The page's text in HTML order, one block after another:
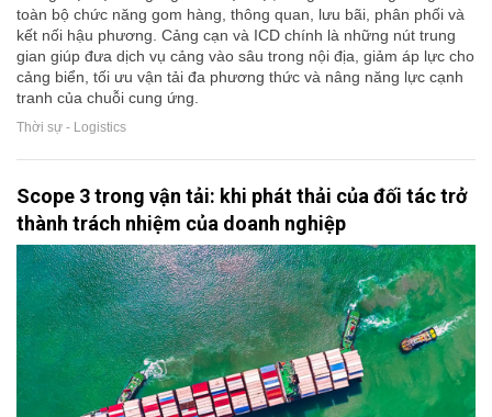
toàn bộ chức năng gom hàng, thông quan, lưu bãi, phân phối và
kết nối hậu phương. Cảng cạn và ICD chính là những nút trung
gian giúp đưa dịch vụ cảng vào sâu trong nội địa, giảm áp lực cho
cảng biển, tối ưu vận tải đa phương thức và nâng năng lực cạnh
tranh của chuỗi cung ứng.
Thời sự - Logistics
Scope 3 trong vận tải: khi phát thải của đối tác trở
thành trách nhiệm của doanh nghiệp